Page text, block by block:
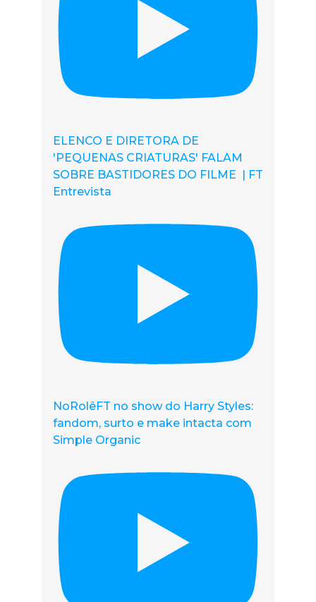
ELENCO E DIRETORA DE
'PEQUENAS CRIATURAS' FALAM
SOBRE BASTIDORES DO FILME | FT
Entrevista
NoRolêFT no show do Harry Styles:
fandom, surto e make intacta com
Simple Organic